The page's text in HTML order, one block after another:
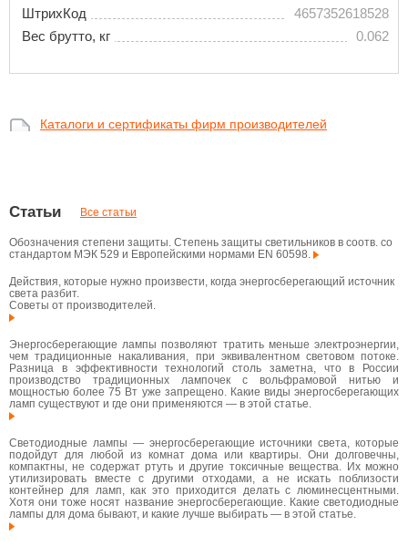
ШтрихКод
4657352618528
Вес брутто, кг
0.062
Каталоги и сертификаты фирм производителей
Статьи Все статьи
Обозначения степени защиты. Степень защиты светильников в соотв. со
стандартом МЭК 529 и Европейскими нормами EN 60598.
Действия, которые нужно произвести, когда энергосберегающий источник
света разбит.
Советы от производителей.
Энергосберегающие лампы позволяют тратить меньше электроэнергии,
чем традиционные накаливания, при эквивалентном световом потоке.
Разница в эффективности технологий столь заметна, что в России
производство традиционных лампочек с вольфрамовой нитью и
мощностью более 75 Вт уже запрещено. Какие виды энергосберегающих
ламп существуют и где они применяются — в этой статье.
Светодиодные лампы — энергосберегающие источники света, которые
подойдут для любой из комнат дома или квартиры. Они долговечны,
компактны, не содержат ртуть и другие токсичные вещества. Их можно
утилизировать вместе с другими отходами, а не искать поблизости
контейнер для ламп, как это приходится делать с люминесцентными.
Хотя они тоже носят название энергосберегающие. Какие светодиодные
лампы для дома бывают, и какие лучше выбирать — в этой статье.